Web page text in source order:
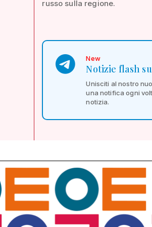
russo sulla regione.
New
Notizie flash
Unisciti al nostro
una notifica ogni
notizia.